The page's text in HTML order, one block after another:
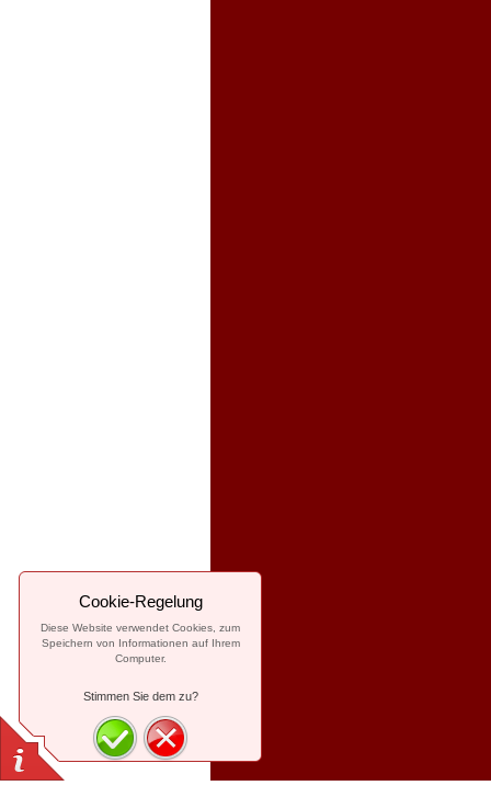
Cookie-Regelung
Diese Website verwendet Cookies, zum
Speichern von Informationen auf Ihrem
Computer.
Stimmen Sie dem zu?